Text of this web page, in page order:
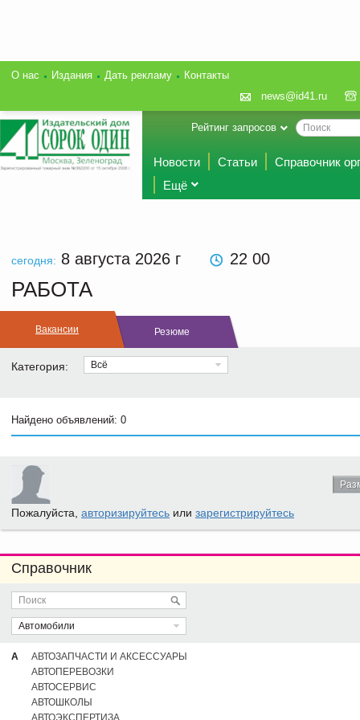
О нас Издания Дать рекламу
Контакты
news@id41.ru
Рейтинг запросов
Новости Статьи
Справочник
Ещё
сегодня: 8 августа 2026 г 22 00
РАБОТА
Вакансии Резюме
Категория: Всё
Найдено объявлений: 0
Пожалуйста, авторизируйтесь или зарегистрируйтесь
Справочник
Автомобили
А
АВТОЗАПЧАСТИ И АКСЕССУАРЫ
АВТОПЕРЕВОЗКИ
АВТОСЕРВИС
АВТОШКОЛЫ
АВТОЭКСПЕРТИЗА